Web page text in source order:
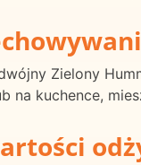
Zielony
na kuchence,